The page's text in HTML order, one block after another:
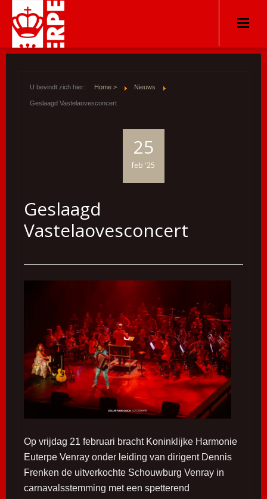
U bevindt zich hier: Home > Nieuws
Geslaagd Vastelaovesconcert
25
feb '25
Geslaagd
Vastelaovesconcert
Op vrijdag 21 februari bracht Koninklijke Harmonie
Euterpe Venray onder leiding van dirigent Dennis
Frenken de uitverkochte Schouwburg Venray in
carnavalsstemming met een spetterend